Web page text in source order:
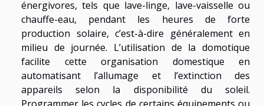
énergivores, tels que lave-linge, lave-vaisselle ou
chauffe-eau, pendant les heures de forte
production solaire, c’est-à-dire généralement en
milieu de journée. L’utilisation de la domotique
facilite cette organisation domestique en
automatisant l’allumage et l’extinction des
appareils selon la disponibilité du soleil.